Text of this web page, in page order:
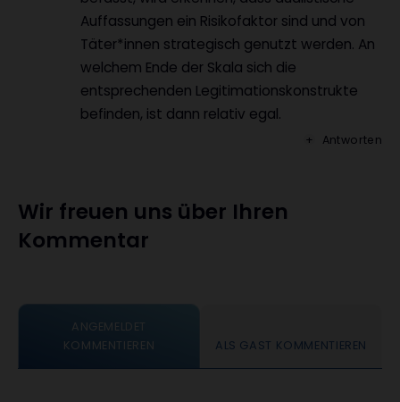
Auffassungen ein Risikofaktor sind und von
Täter*innen strategisch genutzt werden. An
welchem Ende der Skala sich die
entsprechenden Legitimationskonstrukte
befinden, ist dann relativ egal.
Antworten
Wir freuen uns über Ihren
Kommentar
ANGEMELDET
KOMMENTIEREN
ALS GAST KOMMENTIEREN